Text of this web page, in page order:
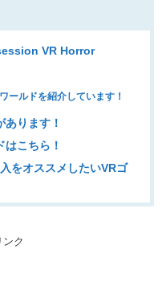
VR Horror
ールドを紹介しています！
ります！
はこちら！
をオススメしたいVRゴ
ンク